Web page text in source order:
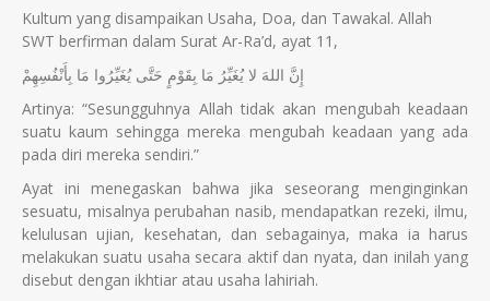
Kultum yang disampaikan Usaha, Doa, dan Tawakal. Allah
SWT berfirman dalam Surat Ar-Ra’d, ayat 11,
إِنَّ اللهَ لا يُغَيِّرُ مَا بِقَوْمٍ حَتَّى يُغَيِّرُوا مَا بِأَنْفُسِهِمْ
Artinya: “Sesungguhnya Allah tidak akan mengubah keadaan
suatu kaum sehingga mereka mengubah keadaan yang ada
pada diri mereka sendiri.”
Ayat ini menegaskan bahwa jika seseorang menginginkan
sesuatu, misalnya perubahan nasib, mendapatkan rezeki, ilmu,
kelulusan ujian, kesehatan, dan sebagainya, maka ia harus
melakukan suatu usaha secara aktif dan nyata, dan inilah yang
disebut dengan ikhtiar atau usaha lahiriah.